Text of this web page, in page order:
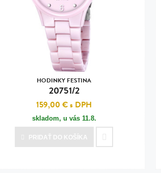
Titán, turmalín
Titán, ušľaqchtilá oceľ, silikón,
sladkovodná perla
Titán, sladkovodná perla
Titán, ušľaqchtilá oceľ, silikón,
Koža-ušľachtilá oceľ
Textil-ušľachtilá oceľ
HODINKY FESTINA
20751/2
159,00 €s DPH
skladom, u vás 11.8.
PRIDAŤ DO KOŠÍKA